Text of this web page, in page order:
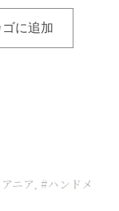
に追加
ニア , #ハンドメ